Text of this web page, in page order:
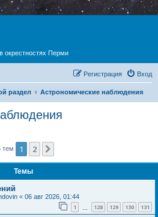
окрестностях Перми
Вход
Регистрация
раздел Астрономические наблюдения
тем 1 2
Темы
« 06 авг 2026, 01:44
1 128 129 130 131